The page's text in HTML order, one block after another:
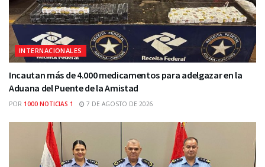
INTERNACIONALES
Incautan más de 4.000 medicamentos para adelgazar en la
Aduana del Puente de la Amistad
POR 1000 NOTICIAS 1 7 DE AGOSTO DE 2026